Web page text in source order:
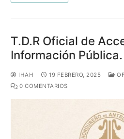
T.D.R Oficial de
Información Pública.
IHAH 19 FEBRERO, 2025
0 COMENTARIOS